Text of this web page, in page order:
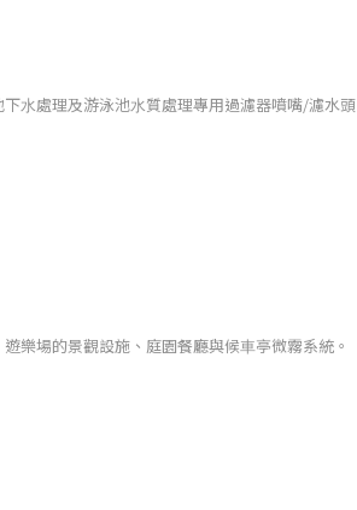
⽔處理及游泳池⽔質處理專用過濾器噴嘴/濾水頭
樂場的景觀設施、庭園餐廳與候⾞亭微霧系統。